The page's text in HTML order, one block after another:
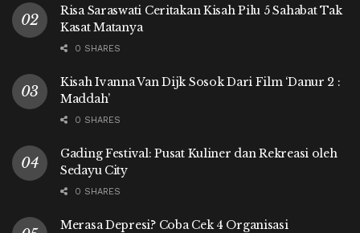
Risa Saraswati Ceritakan Kisah Pilu 5 Sahabat Tak
Kasat Matanya
0 SHARES
Kisah Ivanna Van Dijk Sosok Dari Film ‘Danur 2 :
Maddah’
0 SHARES
Gading Festival: Pusat Kuliner dan Rekreasi oleh
Sedayu City
0 SHARES
Merasa Depresi? Coba Cek 4 Organisasi